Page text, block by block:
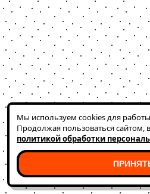
Мы используем cookies для
Продолжая пользоваться сайтом,
политикой обработки